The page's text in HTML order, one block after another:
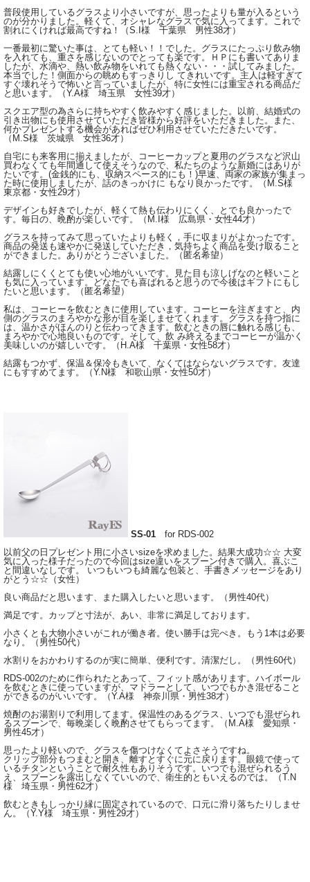
普段使用しているグラスより小さいですが、思ったよりも量が入るという
のが分かりました。軽くて、オシャレなグラスで気に入ってます。これで
割れにくければ最高ですね！（S.I様 千葉県 男性38才）
一番最初に驚いた事は、とても軽い！！でした。グラスにたっぷり飲み物
を入れても、重さを感じないのでとっても楽です。ＨＰにも書いてありま
したが、水滴や、熱い飲み物をいれても熱くない・・・試してみました。
本当でした！側面からの眺めもすっきりし てきれいです。主人は軽すぎて
すぐ壊れそうで怖いと言っていましたが、特に女性には重宝される商品だ
と思います。（Y.A様 埼玉県 女性39才）
スクエア型の為さらに持ちやすく飲みやすく感じました。以前、結婚式の
引き出物にも使用させていただき皆様から好評をいただきました。また、
何かプレゼントする機会があればぜひ利用させていただきたいです。
（M.S様 茨城県 女性36才）
自宅にも来客用に揃えましたが、コーヒーカップと夏用のグラスなど沢山
買わなくても年間通して使えそうなので、私たちのような新婚にはありが
たいです。(金銭的にも、収納スペース的にも！)早速、両家の家族が集まっ
た時に使用しましたが、話のきっかけに もなり良かったです。（M.S様
東京都・女性29才）
デザインも好きでしたが、軽くて熱も伝わりにくく、とでも良かったで
す。毎日の、晩酌が楽しいです。（M.I様 広島県・女性44才）
グラスを持ってみて思っていたよりも軽く，手に収まりがよかったです。
商品の発送も速やかに発送していただき，気持ちよく商品を受け取ること
ができました。ありがとうございました。（匿名希望）
結露しにくくとても使い心地がいいです。見た目も涼しげなのと軽いこと
も気に入っています。どなたでも喜ばれると思うので今後はギフトにもし
たいと思います。（匿名希望）
私は、コーヒーを飲むときに使用しています。コーヒーを注ぎますと、内
側のグラスのまろやかな形が目を楽しませてくれます。グラスを持つ指に
は、温かさがほんのりと伝わってきます。飲むときの唇に触れる感じも、
まろやかで心地良いものです。そして、飲 み終えるまでコーヒーが温かく
美味しいのが嬉しいです。（H.A様 千葉県・女性58才）
結露もつかず、保温＆保冷もきいて、なくてはならないグラスです。友達
にもすすめてます。（Y.N様 和歌山県・女性50才）
SS-01 for RDS-002
以前父の日プレゼント用に小さいsizeを求めました。結果大成功☆☆ 大変
気に入った様子だったので今回はsize違いをスプーン付きで購入。喜ぶこ
と間違いなしです。 いつもいつも綺麗な包装と、手書きメッセージをあり
がとう☆☆（女性）
良い商品だと思います、また購入したいと思います。（男性40代）
満足です。カップと寸法が、あい、非常に満足しております。
小さくとも大物小さいがこれが働き者。使い勝手は完ぺき。もう1本は必要
なり。（男性50代）
水割りをおかわりするのが実に簡単、便利です。清潔だし。（男性60代）
RDS-002のために作られたとあって、フィット感があります。ハイボール
を飲むときに使っていますが、マドラーとして、いつでもかき混ぜること
ができるのがいいです。（Y.A様 神奈川県・男性38才）
焼酎のお湯割りで利用してます。保温性のあるグラス、いつでも混ぜられ
るスプーンで、毎晩楽しく晩酌させてもらってます。（M.A様 愛知県・
男性45才）
思ったより軽いので、グラスを傷つけなくてよさそうですね。
クリップ部分もつまむと開き、離すとすぐに元に戻ります。眼鏡で使って
いるチタンということで耐久性もありそうです。いつでも混ぜられるう
え、スプーンを露出しなくていいので、衛生的ともいえるのでは。（T.N
様 埼玉県・男性62才）
飲むときもしっかり縁に固定されているので、口元に滑り落ちたりしませ
ん。（Y.Y様 埼玉県・男性29才）